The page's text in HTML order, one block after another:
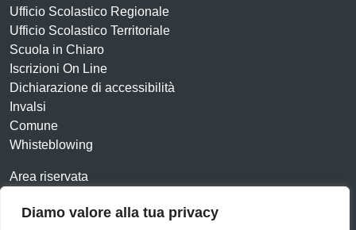
Diamo valore alla tua privacy
Ufficio Scolastico Regionale
Ufficio Scolastico Territoriale
Scuola in Chiaro
Iscrizioni On Line
Dichiarazione di accessibilità
Invalsi
Comune
Whisteblowing
Area riservata